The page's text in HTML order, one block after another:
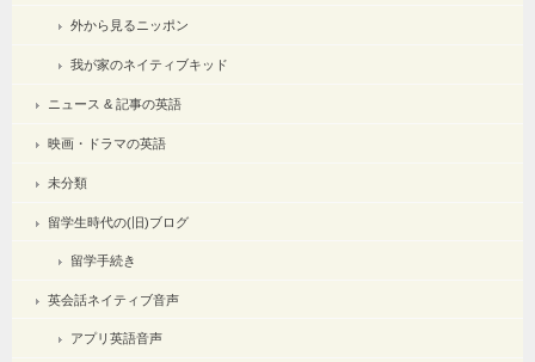
外から見るニッポン
我が家のネイティブキッド
ニュース & 記事の英語
映画・ドラマの英語
未分類
留学生時代の(旧)ブログ
留学手続き
英会話ネイティブ音声
アプリ英語音声